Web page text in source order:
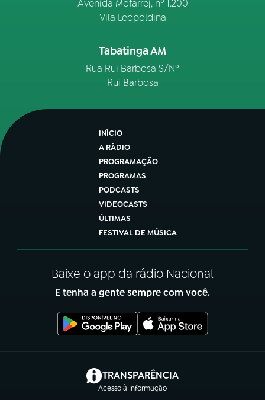
Avenida Mofarrej, nº 1.200
Vila Leopoldina
Tabatinga AM
Rua Rui Barbosa S/Nº
Rui Barbosa
INÍCIO
A RÁDIO
PROGRAMAÇÃO
PROGRAMAS
PODCASTS
VIDEOCASTS
ÚLTIMAS
FESTIVAL DE MÚSICA
Baixe o app da rádio Nacional
E tenha a gente sempre com você.
TRANSPARÊNCIA
Acesso à Informação
(abre em nova aba)